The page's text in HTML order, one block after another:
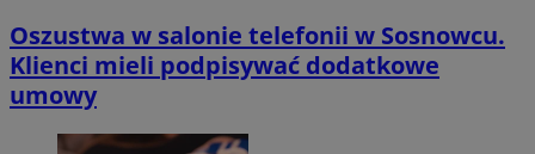
Oszustwa w salonie telefonii w Sosnowcu.
Klienci mieli podpisywać dodatkowe
umowy